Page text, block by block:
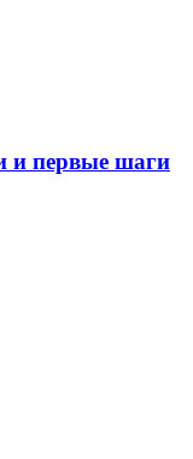
и первые шаги